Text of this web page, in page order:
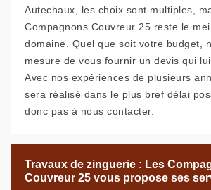
Autechaux, les choix sont multiples,
Compagnons Couvreur 25 reste le
domaine. Quel que soit votre budget,
mesure de vous fournir un devis qui
Avec nos expériences de plusieurs
sera réalisé dans le plus bref délai
donc pas à nous contacter.
Travaux de zinguerie : Les
Couvreur 25 vous propose ses